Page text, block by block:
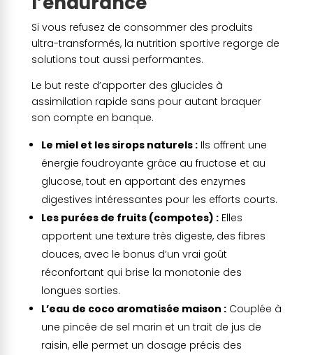
Si vous refusez de consommer des produits
ultra-transformés, la nutrition sportive regorge de
solutions tout aussi performantes.
Le but reste d’apporter des glucides à
assimilation rapide sans pour autant braquer
son compte en banque.
Le miel et les sirops naturels :Ils offrent une
énergie foudroyante grâce au fructose et au
glucose, tout en apportant des enzymes
digestives intéressantes pour les efforts courts.
Les purées de fruits (compotes) :Elles
apportent une texture très digeste, des fibres
douces, avec le bonus d’un vrai goût
réconfortant qui brise la monotonie des
longues sorties.
L’eau de coco aromatisée maison :Couplée à
une pincée de sel marin et un trait de jus de
raisin, elle permet un dosage précis des